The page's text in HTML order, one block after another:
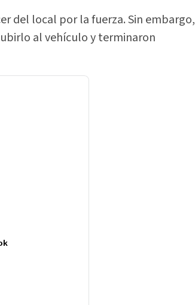
del local por la fuerza. Sin embargo,
al vehículo y terminaron